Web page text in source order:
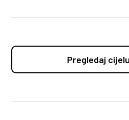
Pregledaj